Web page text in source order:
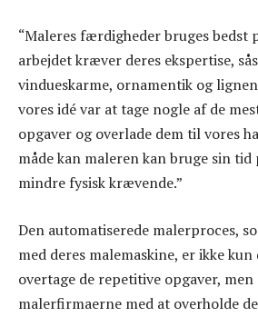
“Maleres færdigheder bruges bedst
arbejdet kræver deres ekspertise,
vindueskarme, ornamentik og
vores idé var at tage nogle af de
opgaver og overlade dem til vores
måde kan maleren kan bruge sin tid
mindre fysisk krævende.”
Den automatiserede malerproces,
med deres malemaskine, er ikke
overtage de repetitive opgaver,
malerfirmaerne med at overholde